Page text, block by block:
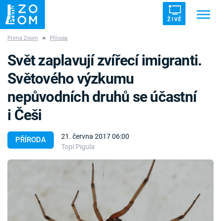
ŽIVĚ
ZÁHADY VETŘELCI DÁVNOVĚKU
Témata
Témata
TV Program
Prima Zoom ■ Příroda
PŘÍRODA
21. června 2017 06:00
Topi Pigula
Svět zaplavují zvířecí imigranti.
Světového výzkumu
nepůvodních druhů se účastní
i Češi